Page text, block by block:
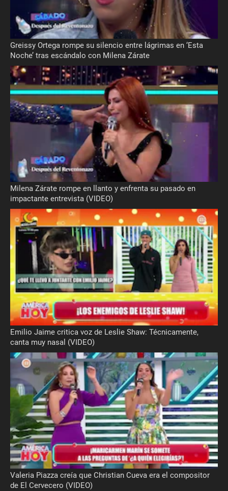
Greissy Ortega rompe su silencio entre lágrimas en ‘Esta
Noche’ tras escándalo con Milena Zárate
Milena Zárate rompe en llanto y enfrenta su pasado en
impactante entrevista (VIDEO)
Emilio Jaime critica voz de Leslie Shaw: Técnicamente,
canta muy nasal (VIDEO)
Valeria Piazza creía que Christian Cueva era el compositor
de El Cervecero (VIDEO)